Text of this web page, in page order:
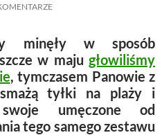
minęły w sposób
w maju głowiliśmy
, tymczasem Panowie z
tyłki na plaży i
umęczone od
tego samego zestawu